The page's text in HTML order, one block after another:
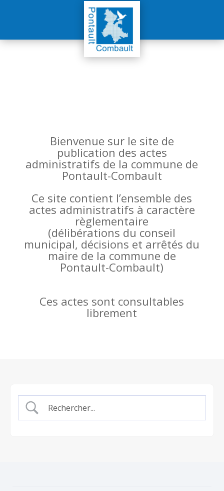
Bienvenue sur le site de
publication des actes
administratifs de la commune de
Pontault-Combault
Ce site contient l’ensemble des
actes administratifs à caractère
règlementaire
(délibérations du conseil
municipal, décisions et arrêtés du
maire de la commune de
Pontault-Combault)
Ces actes sont consultables
librement